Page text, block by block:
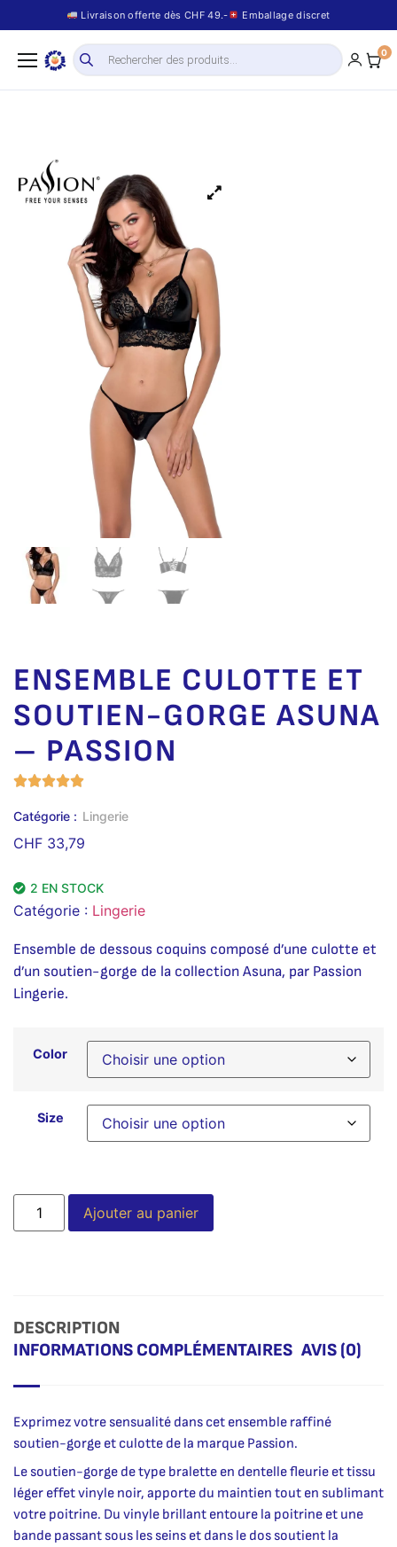
Livraison offerte dès CHF 49.- Emballage discret
0
ENSEMBLE CULOTTE ET
SOUTIEN-GORGE ASUNA
– PASSION
Catégorie : Lingerie
CHF 33,79
2 EN STOCK
Catégorie : Lingerie
Ensemble de dessous coquins composé d’une culotte et
d’un soutien-gorge de la collection Asuna, par Passion
Lingerie.
Color
Size
Ajouter au panier
DESCRIPTION
INFORMATIONS COMPLÉMENTAIRES AVIS (0)
Exprimez votre sensualité dans cet ensemble raffiné
soutien-gorge et culotte de la marque Passion.
Le soutien-gorge de type bralette en dentelle fleurie et tissu
léger effet vinyle noir, apporte du maintien tout en sublimant
votre poitrine. Du vinyle brillant entoure la poitrine et une
bande passant sous les seins et dans le dos soutient la